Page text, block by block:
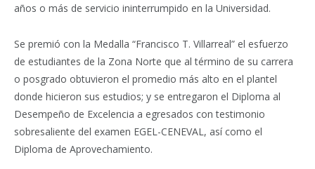
años o más de servicio ininterrumpido en la Universidad.
Se premió con la Medalla “Francisco T. Villarreal” el esfuerzo
de estudiantes de la Zona Norte que al término de su carrera
o posgrado obtuvieron el promedio más alto en el plantel
donde hicieron sus estudios; y se entregaron el Diploma al
Desempeño de Excelencia a egresados con testimonio
sobresaliente del examen EGEL-CENEVAL, así como el
Diploma de Aprovechamiento.